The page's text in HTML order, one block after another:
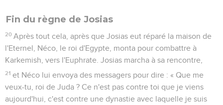
Fin du règne de Josias
20 Après tout cela, après que Josias eut réparé la maison de
l'Eternel, Néco, le roi d'Egypte, monta pour combattre à
Karkemish, vers l'Euphrate. Josias marcha à sa rencontre,
21 et Néco lui envoya des messagers pour dire : « Que me
veux-tu, roi de Juda ? Ce n'est pas contre toi que je viens
aujourd'hui, c'est contre une dynastie avec laquelle je suis